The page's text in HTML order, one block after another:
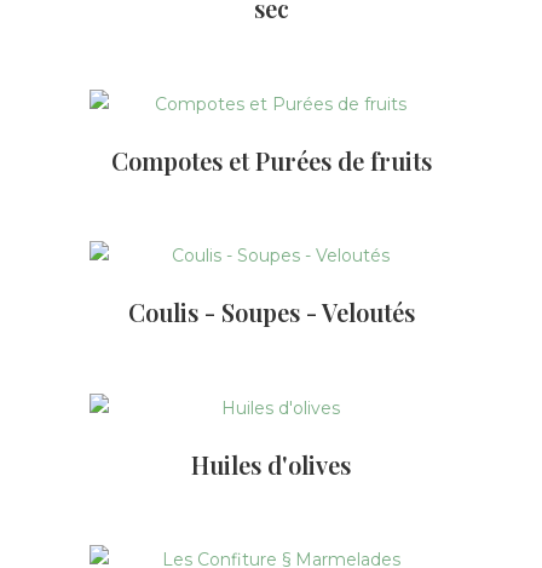
sec
Compotes et Purées de fruits
Coulis - Soupes - Veloutés
Huiles d'olives